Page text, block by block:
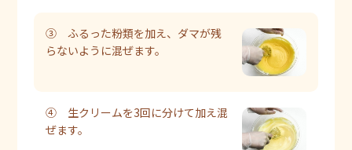
③ ふるった粉類を加え、ダマが残
らないように混ぜます。
④ 生クリームを3回に分けて加え混
ぜます。